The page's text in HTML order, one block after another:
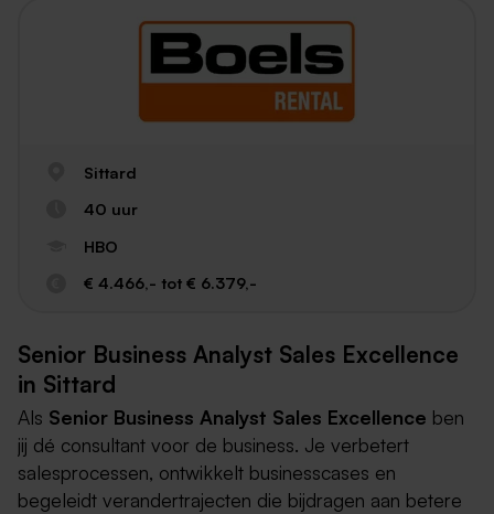
Sittard
40 uur
HBO
€ 4.466,- tot € 6.379,-
Senior Business Analyst Sales Excellence
in Sittard
Als Senior Business Analyst Sales Excellence ben
jij dé consultant voor de business. Je verbetert
salesprocessen, ontwikkelt businesscases en
begeleidt verandertrajecten die bijdragen aan betere